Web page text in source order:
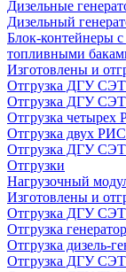
Дизельные
Дизельный
Блок-контейнеры
топливными
Изготовлены и
Отгрузка ДГУ
Отгрузка ДГУ
Отгрузка
Отгрузка двух
Отгрузка ДГУ СЭТ
Отгрузки
Нагрузочный
Изготовлены и
Отгрузка ДГУ
Отгрузка
Отгрузка дизель-
Отгрузка ДГУ